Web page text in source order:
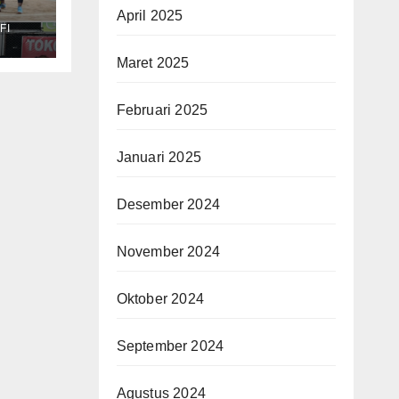
April 2025
Maret 2025
Februari 2025
Januari 2025
Desember 2024
November 2024
Oktober 2024
September 2024
Agustus 2024